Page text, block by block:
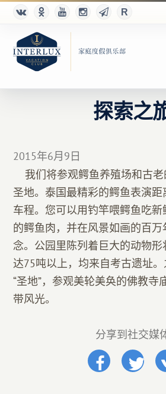
优点
合作伙伴
Благотворительность
探索之
2015年6月9日
我们将参观鳄鱼养殖场和古
圣地。泰国最精彩的鳄鱼表演
车程。您可以用钓竿喂鳄鱼吃
的鳄鱼肉，并在风景如画的百
念。公园里陈列着巨大的动物
达75吨以上，均来自考古遗址
“圣地”，参观美轮美奂的佛教寺
带风光。
分享到社交媒